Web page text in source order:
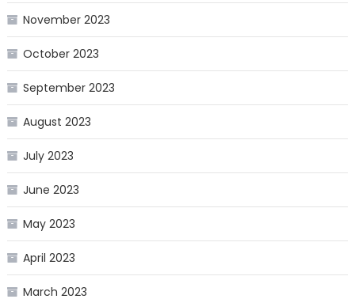
November 2023
October 2023
September 2023
August 2023
July 2023
June 2023
May 2023
April 2023
March 2023